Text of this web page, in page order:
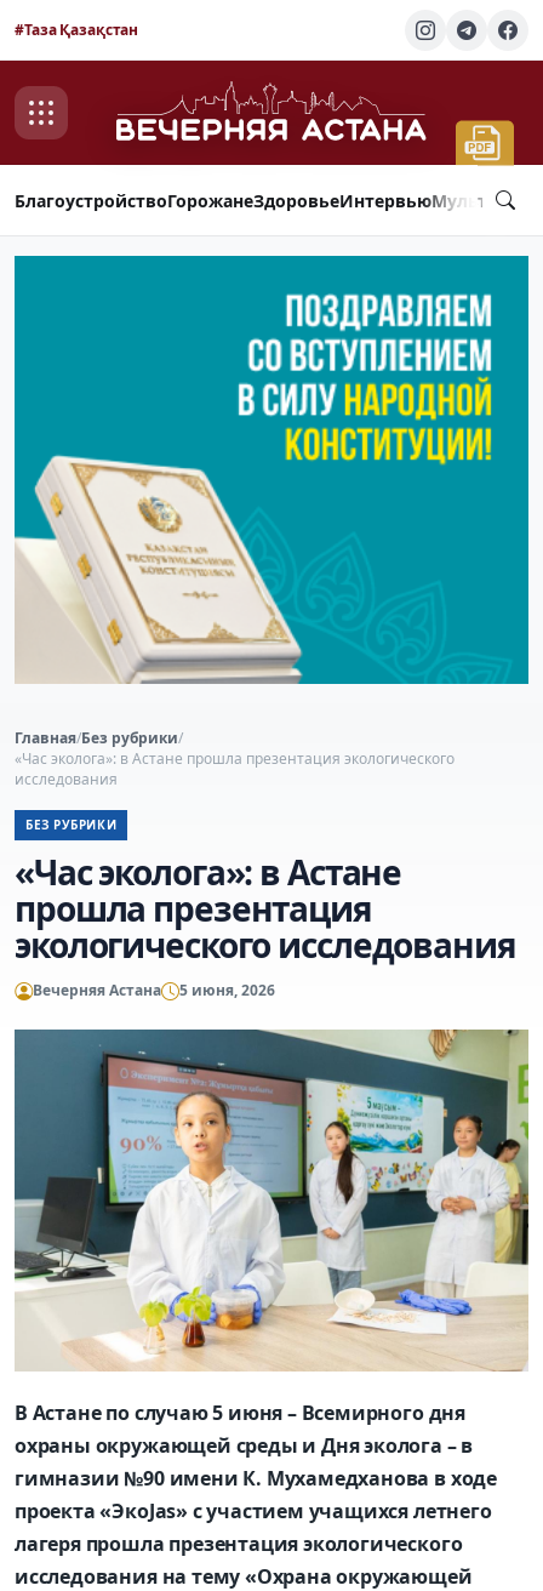
#Таза Қазақстан
БлагоустройствоГорожанеЗдоровьеИнтервью
Главная/Без рубрики/
«Час эколога»: в Астане прошла презентация экологического
исследования
БЕЗ РУБРИКИ
«Час эколога»: в Астане
прошла презентация
экологического исследования
Вечерняя Астана 5 июня, 2026
В Астане по случаю 5 июня – Всемирного дня
охраны окружающей среды и Дня эколога – в
гимназии №90 имени К. Мухамедханова в ходе
проекта «ЭкоJas» с участием учащихся летнего
лагеря прошла презентация экологического
исследования на тему «Охрана окружающей